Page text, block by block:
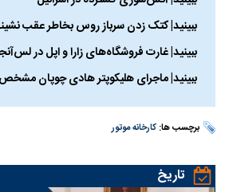
ببینید| کتک زدن سرباز روس بخاطر عقب
ببینید| غارت فروشگاه‌های زارا و اپل در
ببینید| ماجرای هلیکوپتر هادی چوپان
برچسب ها:کارخانه موتور
تاریخ